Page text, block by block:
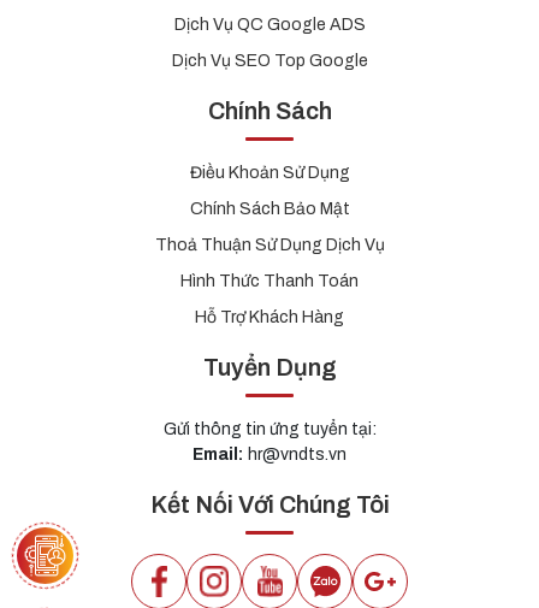
Dịch Vụ QC Google ADS
Dịch Vụ SEO Top Google
Chính Sách
Điều Khoản Sử Dụng
Chính Sách Bảo Mật
Thoả Thuận Sử Dụng Dịch Vụ
Hình Thức Thanh Toán
Hỗ Trợ Khách Hàng
Tuyển Dụng
Gửi thông tin ứng tuyển tại:
Email: hr@vndts.vn
Kết Nối Với Chúng Tôi